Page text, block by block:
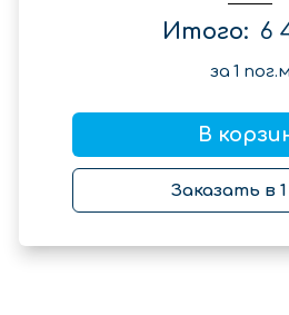
Итого: 6
за 1
В
Заказать в